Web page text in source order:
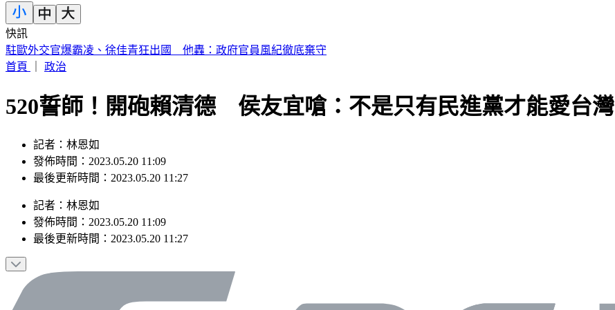
快訊
輕度颱風「琵鷺」生成！洋面三颱共舞 最新路徑曝
首頁
政治
520誓師！開砲賴清德 侯友宜嗆：不是只有民進黨才能愛台灣
記者：林恩如
發佈時間：2023.05.20 11:09
最後更新時間：2023.05.20 11:27
記者 ： 林恩如
發佈時間： 2023.05.20 11:09
最後更新時間： 2023.05.20 11:27